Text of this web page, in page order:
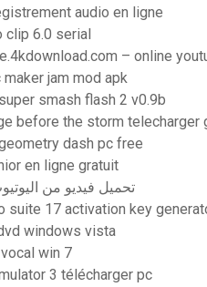
audio en ligne
clip 6.0 serial
– online
jam mod apk
smash flash 2 v0.9b
before the storm telecharger
dash pc free
en ligne gratuit
تحميل فيديو من
suite 17 activation key
windows vista
win 7
3 télécharger pc